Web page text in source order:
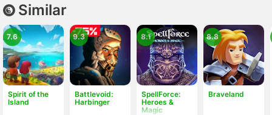
Similar
Spirit of the
Island
7.6
Battlevoid:
Harbinger
9.3
SpellForce:
Heroes &
Magic
8.1
Braveland
8.8